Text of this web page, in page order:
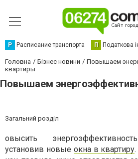
Р Расписание транспорта П Податкова
Головна Бізнес новини
Повышаем
квартиры
Повышаем
Загальний розділ
овысить
установив новые окна в квартиру